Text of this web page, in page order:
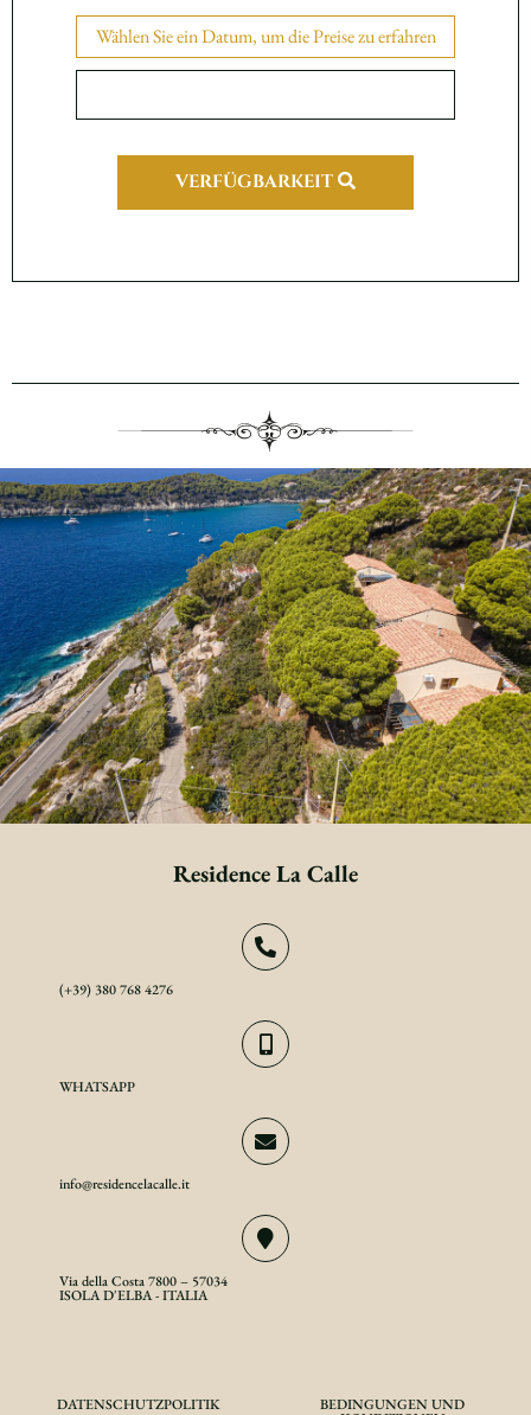
Wählen Sie ein Datum, um die Preise zu erfahren
VERFÜGBARKEIT
Residence La Calle
(+39) 380 768 4276
WHATSAPP
info@residencelacalle.it
Via della Costa 7800 – 57034
ISOLA D'ELBA - ITALIA
DATENSCHUTZPOLITIK BEDINGUNGEN UND